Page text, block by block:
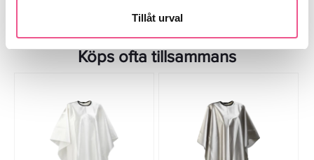
Tillåt urval
Köps ofta tillsammans